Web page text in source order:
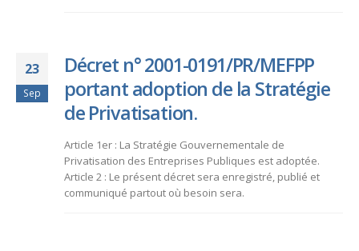
23
Sep
Décret n° 2001-0191/PR/MEFPP
portant adoption de la Stratégie
de Privatisation.
Article 1er : La Stratégie Gouvernementale de
Privatisation des Entreprises Publiques est adoptée.
Article 2 : Le présent décret sera enregistré, publié et
communiqué partout où besoin sera.